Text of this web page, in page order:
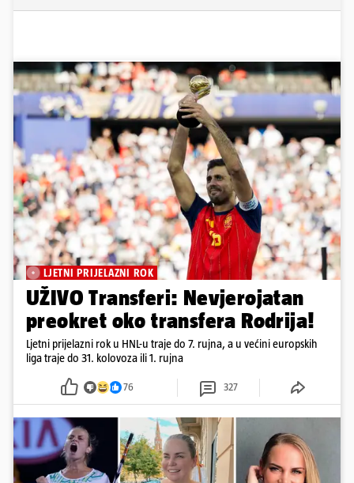
LJETNI PRIJELAZNI ROK
UŽIVO Transferi: Nevjerojatan
preokret oko transfera Rodrija!
Ljetni prijelazni rok u HNL-u traje do 7. rujna, a u većini europskih
liga traje do 31. kolovoza ili 1. rujna
76 327